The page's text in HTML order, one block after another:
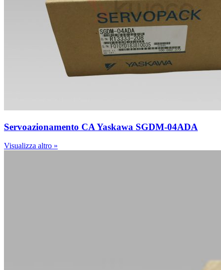
Servoazionamento CA Yaskawa SGDM-04ADA
Visualizza altro »